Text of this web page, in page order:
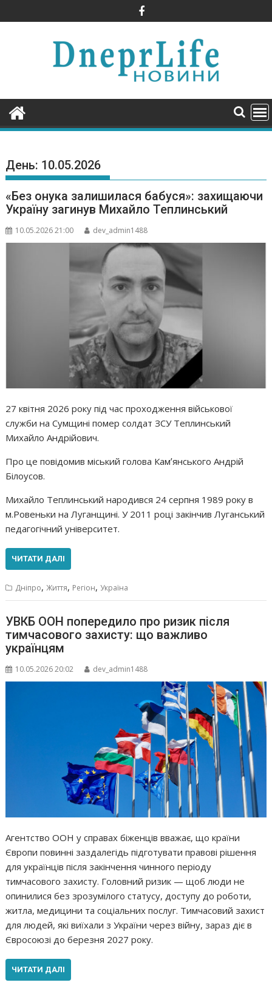
to
День: 10.05.2026
«Без онука залишилася бабуся»: захищаючи
Україну загинув Михайло Теплинський
10.05.2026 21:00 dev_admin1488
27 квітня 2026 року під час проходження військової
служби на Сумщині помер солдат ЗСУ Теплинський
Михайло Андрійович.
Про це повідомив міський голова Камʼянського Андрій
Білоусов.
Михайло Теплинський народився 24 серпня 1989 року в
м.Ровеньки на Луганщині. У 2011 році закінчив Луганський
педагогічний університет.
ЧИТАТИ ДАЛІ
Дніпро,Життя, Регіон,Україна
УВКБ ООН попередило про ризик після
тимчасового захисту: що важливо
українцям
10.05.2026 20:02 dev_admin1488
Агентство ООН у справах біженців вважає, що країни
Європи повинні заздалегідь підготувати правові рішення
для українців після закінчення чинного періоду
тимчасового захисту. Головний ризик — щоб люди не
опинилися без зрозумілого статусу, доступу до роботи,
житла, медицини та соціальних послуг. Тимчасовий захист
для людей, які виїхали з України через війну, зараз діє в
Євросоюзі до березня 2027 року.
ЧИТАТИ ДАЛІ